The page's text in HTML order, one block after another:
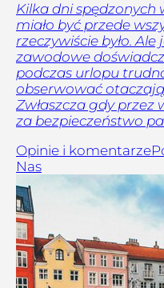
Kilka dni spędzonych
miało być przede
rzeczywiście było.
zawodowe
podczas urlopu
obserwować
Zwłaszcza gdy przez
za bezpieczeństwo
Opinie i komentarze
Nas